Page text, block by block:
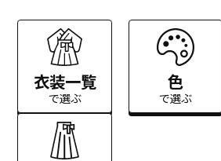
衣装一覧
で選ぶ
色
で選ぶ